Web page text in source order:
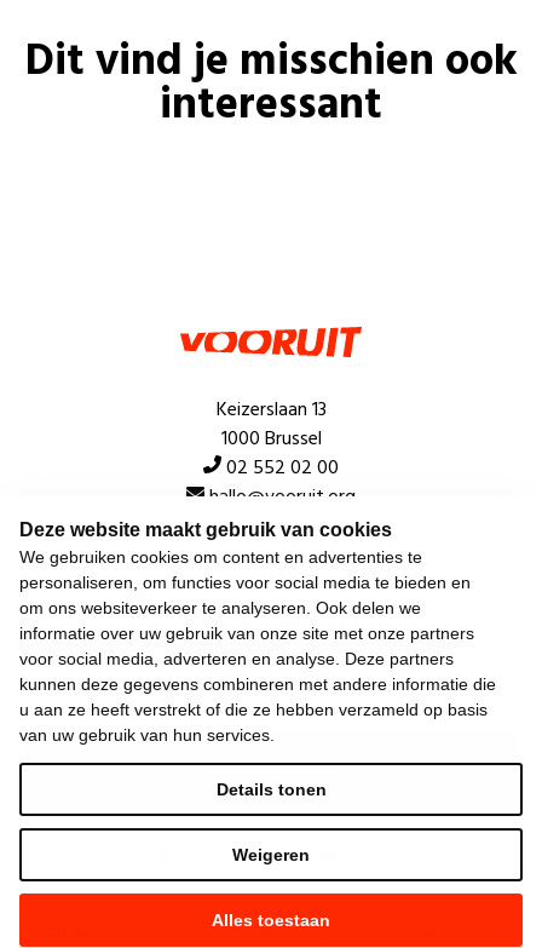
Deze website maakt gebruik van cookies
We gebruiken cookies om content en advertenties te
personaliseren, om functies voor social media te bieden en
om ons websiteverkeer te analyseren. Ook delen we
informatie over uw gebruik van onze site met onze partners
voor social media, adverteren en analyse. Deze partners
kunnen deze gegevens combineren met andere informatie die
u aan ze heeft verstrekt of die ze hebben verzameld op basis
van uw gebruik van hun services.
Alles toestaan
Weigeren
Details tonen
Dit vind je misschien ook
interessant
Keizerslaan 13
1000 Brussel
02 552 02 00
hallo@vooruit.org
Snel
Over de beweging
Algemeen
Laatste nieuws